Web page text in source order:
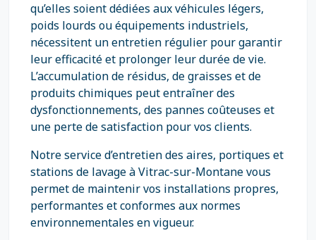
qu’elles soient dédiées aux véhicules légers,
poids lourds ou équipements industriels,
nécessitent un entretien régulier pour garantir
leur efficacité et prolonger leur durée de vie.
L’accumulation de résidus, de graisses et de
produits chimiques peut entraîner des
dysfonctionnements, des pannes coûteuses et
une perte de satisfaction pour vos clients.
Notre service d’entretien des aires, portiques et
stations de lavage à Vitrac-sur-Montane vous
permet de maintenir vos installations propres,
performantes et conformes aux normes
environnementales en vigueur.